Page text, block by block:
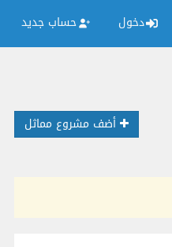
دخول حساب جديد
أضف مشروع مماثل